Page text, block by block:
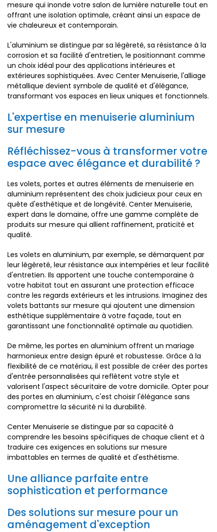
mesure qui inonde votre salon de lumière naturelle tout en
offrant une isolation optimale, créant ainsi un espace de
vie chaleureux et contemporain.
L'aluminium se distingue par sa légèreté, sa résistance à la
corrosion et sa facilité d'entretien, le positionnant comme
un choix idéal pour des applications intérieures et
extérieures sophistiquées. Avec Center Menuiserie, l'alliage
métallique devient symbole de qualité et d'élégance,
transformant vos espaces en lieux uniques et fonctionnels.
L'expertise en menuiserie aluminium
sur mesure
Réfléchissez-vous à transformer votre
espace avec élégance et durabilité ?
Les volets, portes et autres éléments de menuiserie en
aluminium représentent des choix judicieux pour ceux en
quête d'esthétique et de longévité. Center Menuiserie,
expert dans le domaine, offre une gamme complète de
produits sur mesure qui allient raffinement, praticité et
qualité.
Les volets en aluminium, par exemple, se démarquent par
leur légèreté, leur résistance aux intempéries et leur facilité
d'entretien. Ils apportent une touche contemporaine à
votre habitat tout en assurant une protection efficace
contre les regards extérieurs et les intrusions. Imaginez des
volets battants sur mesure qui ajoutent une dimension
esthétique supplémentaire à votre façade, tout en
garantissant une fonctionnalité optimale au quotidien.
De même, les portes en aluminium offrent un mariage
harmonieux entre design épuré et robustesse. Grâce à la
flexibilité de ce matériau, il est possible de créer des portes
d'entrée personnalisées qui reflètent votre style et
valorisent l'aspect sécuritaire de votre domicile. Opter pour
des portes en aluminium, c'est choisir l'élégance sans
compromettre la sécurité ni la durabilité.
Center Menuiserie se distingue par sa capacité à
comprendre les besoins spécifiques de chaque client et à
traduire ces exigences en solutions sur mesure
imbattables en termes de qualité et d'esthétisme.
Une alliance parfaite entre
sophistication et performance
Des solutions sur mesure pour un
aménagement d'exception